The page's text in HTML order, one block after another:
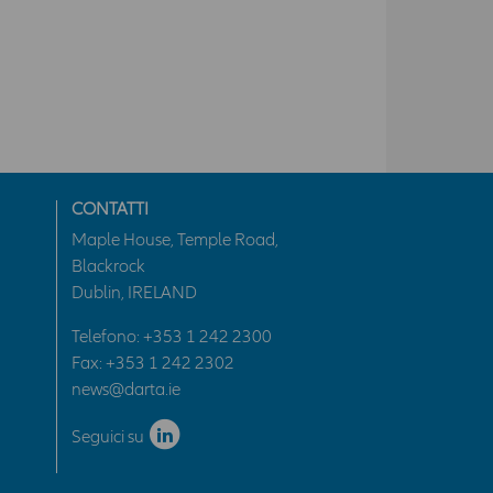
CONTATTI
Maple House, Temple Road,
Blackrock
Dublin, IRELAND
Telefono: +353 1 242 2300
Fax: +353 1 242 2302
news@darta.ie
Seguici su